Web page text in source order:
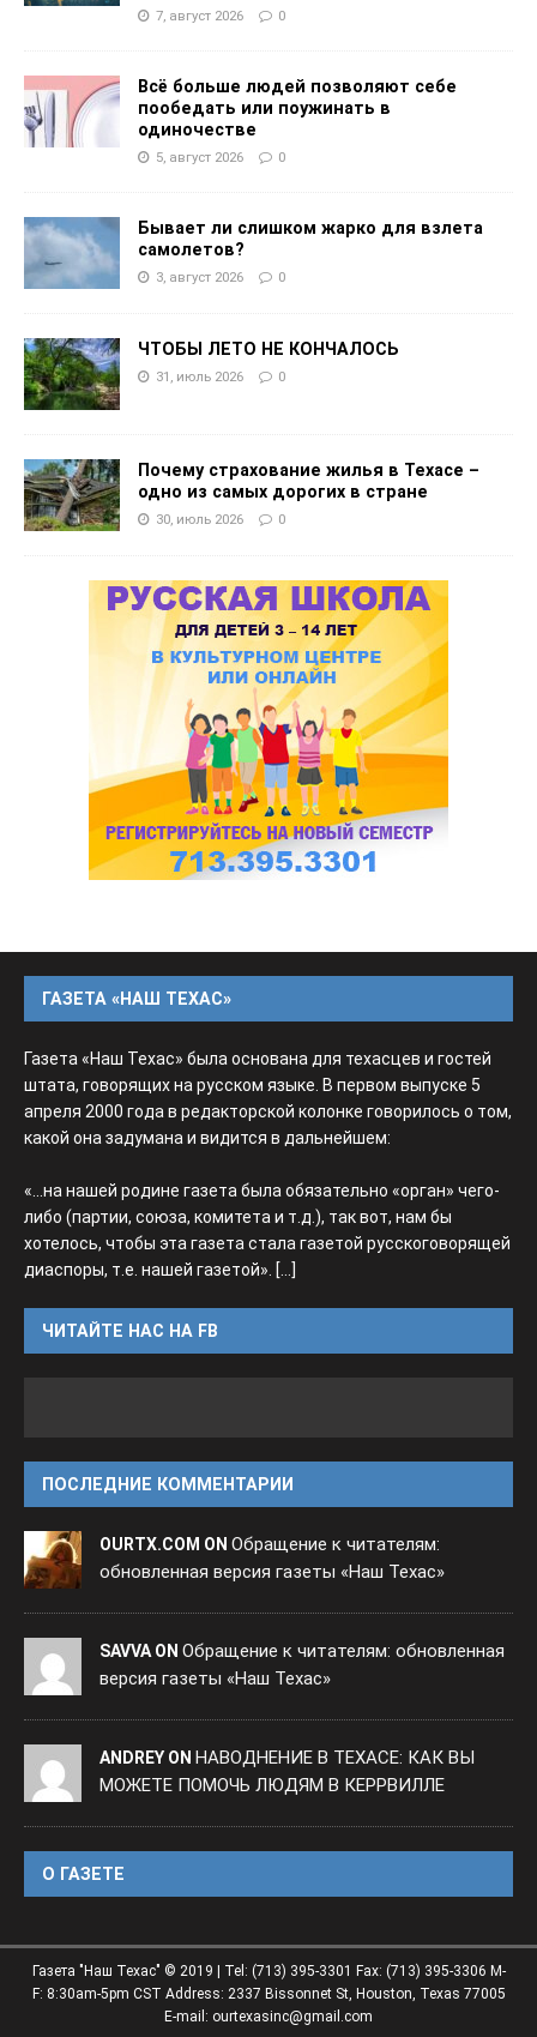
7, август 2026 0
Всё больше людей позволяют себе
пообедать или поужинать в
одиночестве
5, август 2026 0
Бывает ли слишком жарко для взлета
самолетов?
3, август 2026 0
ЧТОБЫ ЛЕТО НЕ КОНЧАЛОСЬ
31, июль 2026 0
Почему страхование жилья в Техасе –
одно из самых дорогих в стране
30, июль 2026 0
ГАЗЕТА «НАШ ТЕХАС»
Газета «Наш Техас» была основана для техасцев и гостей
штата, говорящих на русском языке. В первом выпуске 5
апреля 2000 года в редакторской колонке говорилось о том,
какой она задумана и видится в дальнейшем:
«...на нашей родине газета была обязательно «орган» чего-
либо (партии, союза, комитета и т.д.), так вот, нам бы
хотелось, чтобы эта газета стала газетой русскоговорящей
диаспоры, т.е. нашей газетой». [...]
ЧИТАЙТЕ НАС НА FB
ПОСЛЕДНИЕ КОММЕНТАРИИ
OURTX.COM ON Обращение к читателям:
обновленная версия газеты «Наш Техас»
SAVVA ON Обращение к читателям: обновленная
версия газеты «Наш Техас»
ANDREY ON НАВОДНЕНИЕ В ТЕХАСЕ: КАК ВЫ
МОЖЕТЕ ПОМОЧЬ ЛЮДЯМ В КЕРРВИЛЛЕ
O ГАЗЕТЕ
Газета "Наш Техас" © 2019 | Tel: (713) 395-3301 Fax: (713) 395-3306 M-
F: 8:30am-5pm CST Address: 2337 Bissonnet St, Houston, Texas 77005
E-mail: ourtexasinc@gmail.com